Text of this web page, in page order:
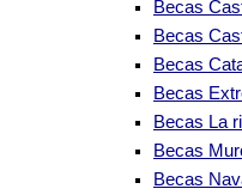
Becas
Becas
Becas
Becas
Becas La
Becas
Becas